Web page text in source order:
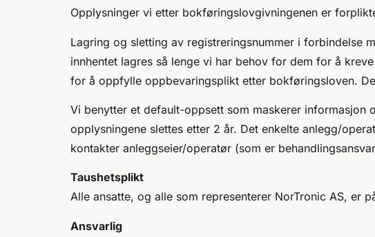
Opplysninger vi etter bokføringslovgivningenen er
Lagring og sletting av registreringsnummer i forbindelse
innhentet lagres så lenge vi har behov for dem for å
for å oppfylle oppbevaringsplikt etter bokføringsloven.
Vi benytter et default-oppsett som maskerer informasjon
opplysningene slettes etter 2 år. Det enkelte anlegg/
kontakter anleggseier/operatør (som er
Taushetsplikt
Alle ansatte, og alle som representerer NorTronic AS, er
Ansvarlig